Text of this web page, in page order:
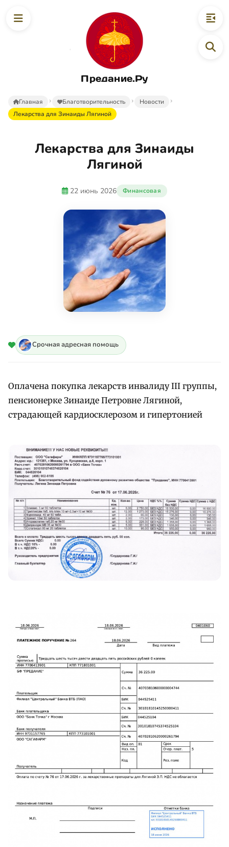
Предание.Ру
Главная Благотворительность
Новости
Лекарства для Зинаиды Лягиной
Лекарства для Зинаиды
Лягиной
22 июнь 2026 Финансовая
Срочная адресная помощь
Оплачена покупка лекарств инвалиду III группы,
пенсионерке Зинаиде Петровне Лягиной,
страдающей кардиосклерозом и гипертонией